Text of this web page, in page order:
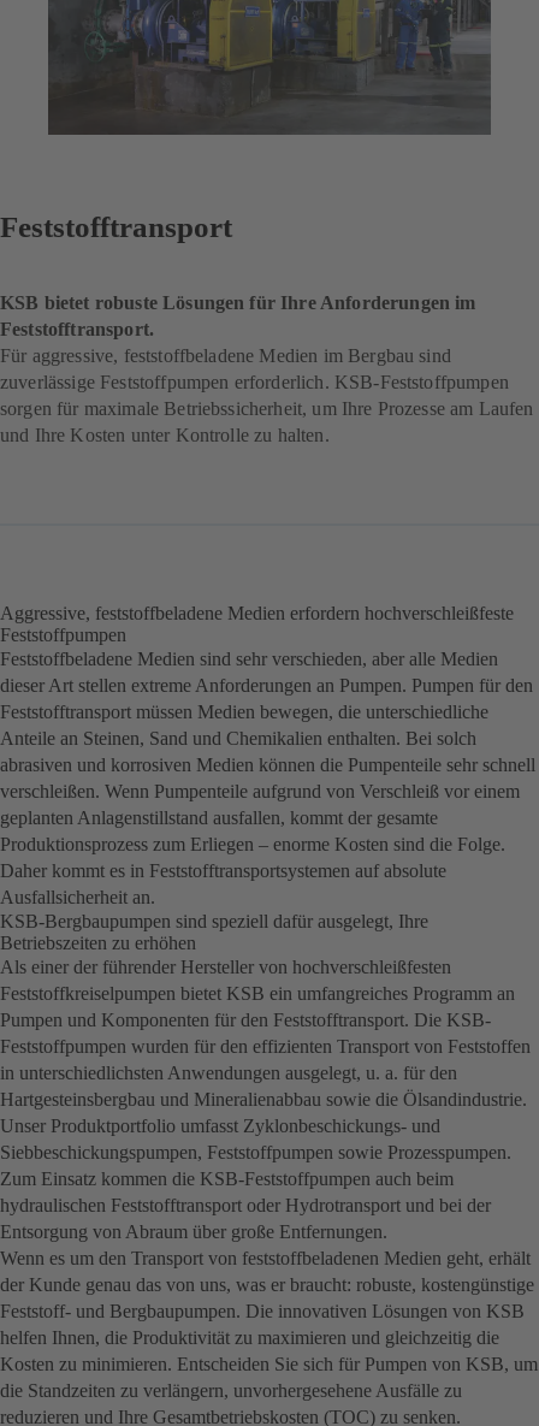
Feststofftransport
KSB bietet robuste Lösungen für Ihre Anforderungen im
Feststofftransport.
Für aggressive, feststoffbeladene Medien im Bergbau sind
zuverlässige Feststoffpumpen erforderlich. KSB-Feststoffpumpen
sorgen für maximale Betriebssicherheit, um Ihre Prozesse am Laufen
und Ihre Kosten unter Kontrolle zu halten.
Aggressive, feststoffbeladene Medien erfordern hochverschleißfeste
Feststoffpumpen
Feststoffbeladene Medien sind sehr verschieden, aber alle Medien
dieser Art stellen extreme Anforderungen an Pumpen. Pumpen für den
Feststofftransport müssen Medien bewegen, die unterschiedliche
Anteile an Steinen, Sand und Chemikalien enthalten. Bei solch
abrasiven und korrosiven Medien können die Pumpenteile sehr schnell
verschleißen. Wenn Pumpenteile aufgrund von Verschleiß vor einem
geplanten Anlagenstillstand ausfallen, kommt der gesamte
Produktionsprozess zum Erliegen – enorme Kosten sind die Folge.
Daher kommt es in Feststofftransportsystemen auf absolute
Ausfallsicherheit an.
KSB-Bergbaupumpen sind speziell dafür ausgelegt, Ihre
Betriebszeiten zu erhöhen
Als einer der führender Hersteller von hochverschleißfesten
Feststoffkreiselpumpen bietet KSB ein umfangreiches Programm an
Pumpen und Komponenten für den Feststofftransport. Die KSB-
Feststoffpumpen wurden für den effizienten Transport von Feststoffen
in unterschiedlichsten Anwendungen ausgelegt, u. a. für den
Hartgesteinsbergbau und Mineralienabbau sowie die Ölsandindustrie.
Unser Produktportfolio umfasst Zyklonbeschickungs- und
Siebbeschickungspumpen, Feststoffpumpen sowie Prozesspumpen.
Zum Einsatz kommen die KSB-Feststoffpumpen auch beim
hydraulischen Feststofftransport oder Hydrotransport und bei der
Entsorgung von Abraum über große Entfernungen.
Wenn es um den Transport von feststoffbeladenen Medien geht, erhält
der Kunde genau das von uns, was er braucht: robuste, kostengünstige
Feststoff- und Bergbaupumpen. Die innovativen Lösungen von KSB
helfen Ihnen, die Produktivität zu maximieren und gleichzeitig die
Kosten zu minimieren. Entscheiden Sie sich für Pumpen von KSB, um
die Standzeiten zu verlängern, unvorhergesehene Ausfälle zu
reduzieren und Ihre Gesamtbetriebskosten (TOC) zu senken.